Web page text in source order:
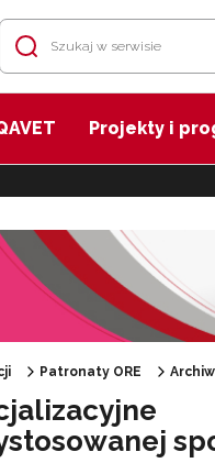
Projekty i
Patronaty ORE